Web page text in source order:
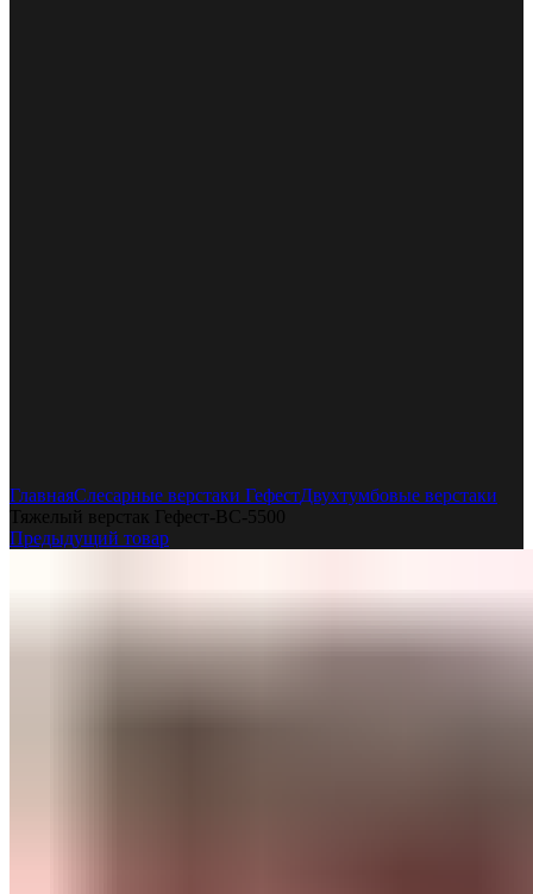
ГлавнаяСлесарные верстаки ГефестДвухтумбовые верстаки
Тяжелый верстак Гефест-ВС-5500
Предыдущий товар